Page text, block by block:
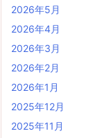
2026年5月
2026年4月
2026年3月
2026年2月
2026年1月
2025年12月
2025年11月